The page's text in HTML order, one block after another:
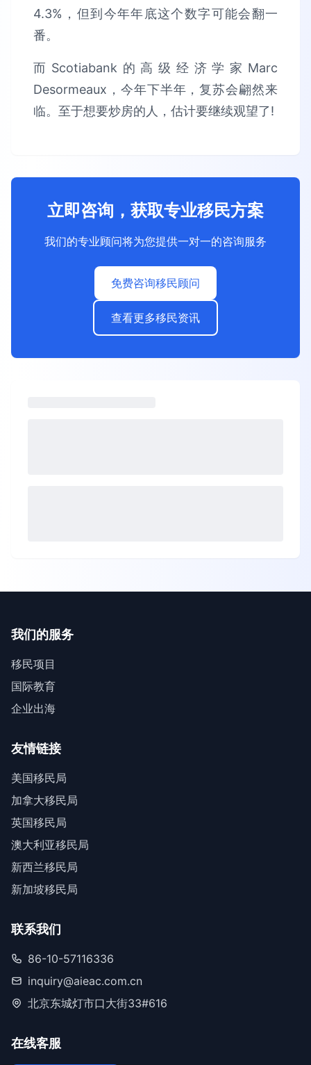
4.3%，但到今年年底这个数字可能会翻一
番。
而Scotiabank的高级经济学家Marc
Desormeaux，今年下半年，复苏会翩然来
临。至于想要炒房的人，估计要继续观望了!
立即咨询，获取专业移民方案
我们的专业顾问将为您提供一对一的咨询服务
免费咨询移民顾问
查看更多移民资讯
我们的服务
移民项目
国际教育
企业出海
友情链接
美国移民局
加拿大移民局
英国移民局
澳大利亚移民局
新西兰移民局
新加坡移民局
联系我们
86-10-57116336
inquiry@aieac.com.cn
北京东城灯市口大街33#616
在线客服